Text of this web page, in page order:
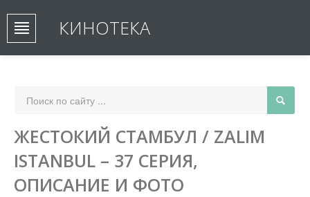
КИНОТЕКА
ЖЕСТОКИЙ СТАМБУЛ / ZALIM
ISTANBUL – 37 СЕРИЯ,
ОПИСАНИЕ И ФОТО